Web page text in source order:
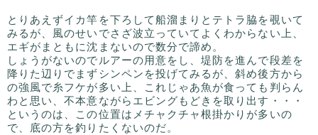
とりあえずイカ竿を下ろして船溜まりとテトラ脇を覗いて
みるが、風のせいでさざ波立っていてよくわからない上、
エギがまともに沈まないので数分で諦め。
しょうがないのでルアーの用意をし、堤防を進んで段差を
降りた辺りでまずシンペンを投げてみるが、斜め後方から
の強風で糸フケが多い上、これじゃあ魚が食っても判らん
わと思い、不本意ながらエビングもどきを取り出す・・・
というのは、この位置はメチャクチャ根掛かりが多いの
で、底の方を釣りたくないのだ。